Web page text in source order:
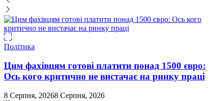
Політика
Цим фахівцям готові платити понад 1500 євро:
Ось кого критично не вистачає на ринку праці
8 Серпня, 20268 Серпня, 2026